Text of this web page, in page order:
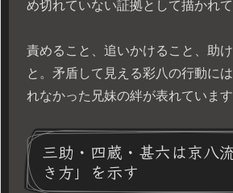
め切れていない証拠として描かれて
責めること、追いかけること、助
と。矛盾して見える彩八の行動に
れなかった兄妹の絆が表れています
三助・四蔵・甚六は京八
き方」を示す